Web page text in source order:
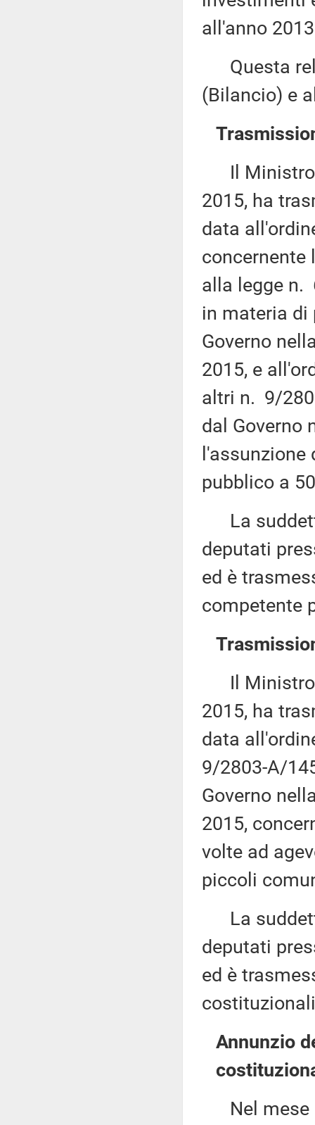
all'anno
Questa
(Bilancio) e
Il Ministro
2015, ha
data
concernente
alla legge n.
in materia di
Governo
2015, e
altri n. 9/
dal Governo
pubblico a
La
deputati
ed è
competente
Il Ministro
2015, ha
data
9/2803-A/
Governo
2015,
volte ad
piccoli
La
deputati
ed è
Annunzio
Nel mese